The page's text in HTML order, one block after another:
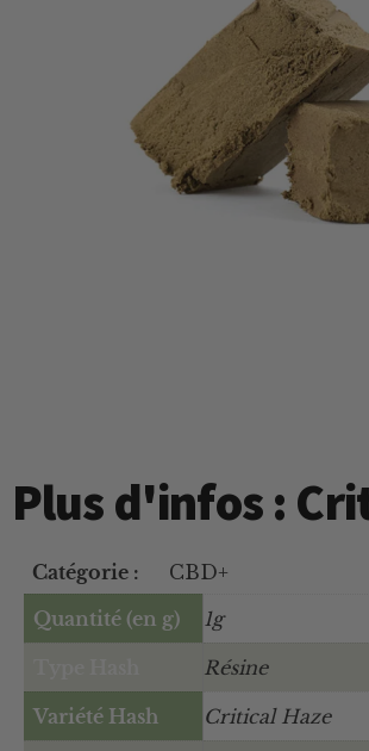
Plus d'infos :
Catégorie :
CBD+
Quantité (en g)
1g
Résine
Variété Hash Critical Haze